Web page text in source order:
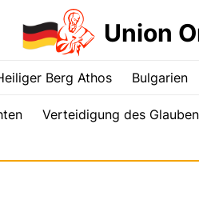
Union
Berg Athos Bulgarien
Verteidigung des